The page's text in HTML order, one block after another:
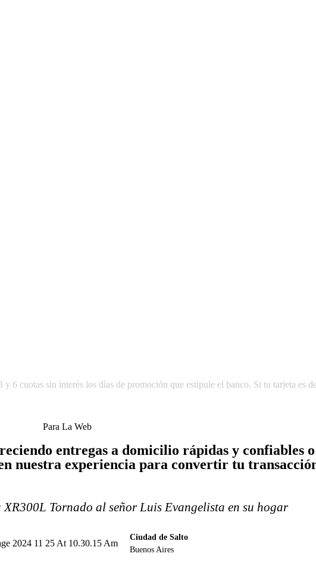
cuotas sin interés los días de promoción que estipule el banco. Si tu tarjeta es
entregas a domicilio rápidas y confiables
nuestra experiencia para convertir tu
Tornado al señor Luis Evangelista en su hogar
Ciudad de Salto
Buenos Aires